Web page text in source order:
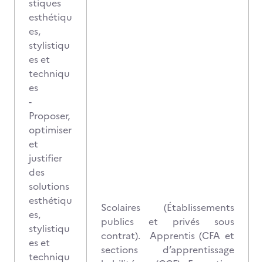
stiques
esthétiqu
es,
stylistiqu
es et
techniqu
es
-
Proposer,
optimiser
et
justifier
des
solutions
esthétiqu
es,
stylistiqu
es et
techniqu
Scolaires (Établissements
publics et privés sous
contrat). Apprentis (CFA et
sections d’apprentissage